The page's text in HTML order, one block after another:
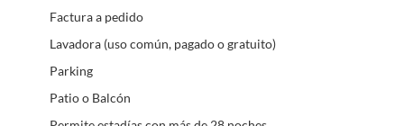
Factura a pedido
Lavadora (uso común, pagado o gratuito)
Parking
Patio o Balcón